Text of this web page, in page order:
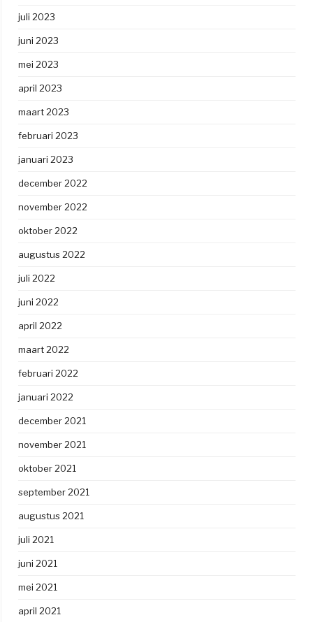
juli 2023
juni 2023
mei 2023
april 2023
maart 2023
februari 2023
januari 2023
december 2022
november 2022
oktober 2022
augustus 2022
juli 2022
juni 2022
april 2022
maart 2022
februari 2022
januari 2022
december 2021
november 2021
oktober 2021
september 2021
augustus 2021
juli 2021
juni 2021
mei 2021
april 2021